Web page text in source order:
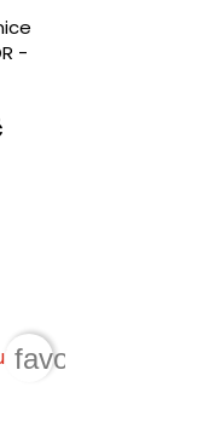
-
favorite_border